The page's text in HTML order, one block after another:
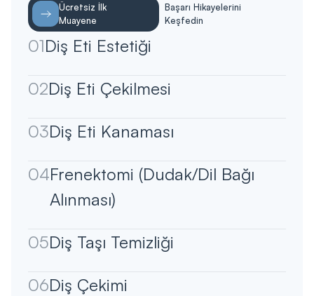
Ücretsiz İlk
Muayene
Başarı Hikayelerini
Keşfedin
01Diş Eti Estetiği
02Diş Eti Çekilmesi
03Diş Eti Kanaması
04Frenektomi (Dudak/Dil Bağı
Alınması)
05Diş Taşı Temizliği
06Diş Çekimi